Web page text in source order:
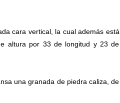
cara vertical, la cual además está
altura por 33 de longitud y 23 de
una granada de piedra caliza, de